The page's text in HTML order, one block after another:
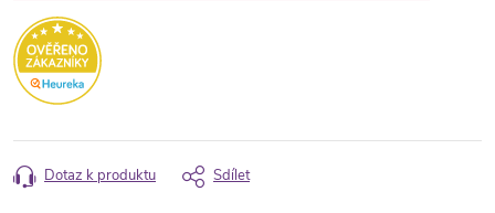
Dotaz k produktu Sdílet